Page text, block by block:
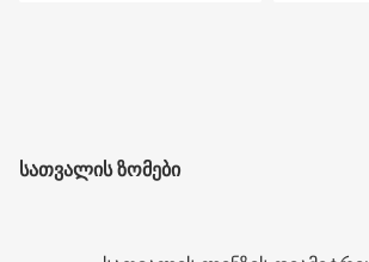
ᲡᲐᲗᲕᲐᲚᲘᲡ ᲖᲝᲛᲔᲑᲘ